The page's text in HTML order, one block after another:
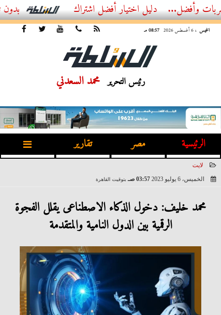
أفضل اشتراك IPTV بدون تقطيع 2026 – دليل المشاهد العصري
الخميس ، 6 أغسطس 2026 08:57 مـ
رئيس التحرير محمد السعدني
الرئيسية مصر تقارير
لايت
الخميس، 6 يوليو 2023
03:57 صـ بتوقيت القاهرة
محمد خليف: دخول الذكاء الاصطناعى يقلل الفجوة
الرقمية بين الدول النامية والمتقدمة